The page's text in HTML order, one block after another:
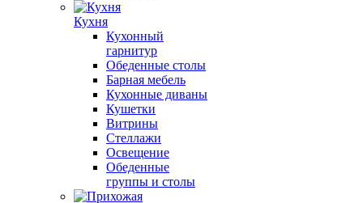
Кухня
Кухонный
гарнитур
Обеденные столы
Барная мебель
Кухонные диваны
Кушетки
Витрины
Стеллажи
Освещение
Обеденные
группы и столы